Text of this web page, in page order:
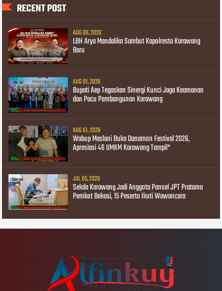
RECENT POST
AUG 06, 2026
LBH Arya Mandalika Sambut Kapolresta Karawang
Baru
AUG 01, 2026
Bupati Aep Tegaskan Sinergi Kunci Jaga Keamanan
dan Pacu Pembangunan Karawang
AUG 01, 2026
Wabup Maslani Buka Danamon Festival 2026,
Apresiasi 46 UMKM Karawang Tampil*
JUL 05, 2026
Sekda Karawang Jadi Anggota Pansel JPT Pratama
Pemkot Bekasi, 15 Peserta Ikuti Wawancara